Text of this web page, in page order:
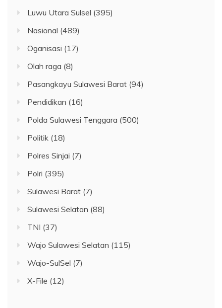
Luwu Utara Sulsel (395)
Nasional (489)
Oganisasi (17)
Olah raga (8)
Pasangkayu Sulawesi Barat (94)
Pendidikan (16)
Polda Sulawesi Tenggara (500)
Politik (18)
Polres Sinjai (7)
Polri (395)
Sulawesi Barat (7)
Sulawesi Selatan (88)
TNI (37)
Wajo Sulawesi Selatan (115)
Wajo-SulSel (7)
X-File (12)